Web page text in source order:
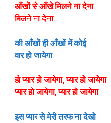
आँखों से आँखे मिलने ना देना
मिलने ना देना
की आँखों ही आँखों में कोई
वार हो जायेगा
हो प्यार हो जायेगा, प्यार हो जायेगा
प्यार हो जायेगा, प्यार हो जायेगा
इस प्यार से मेरी तरफ ना देखो